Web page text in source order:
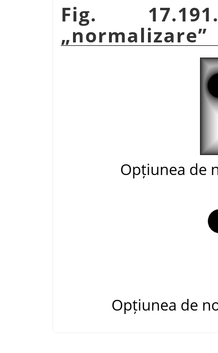
Fig.
„normalizare”
Opțiunea de
Opțiunea de